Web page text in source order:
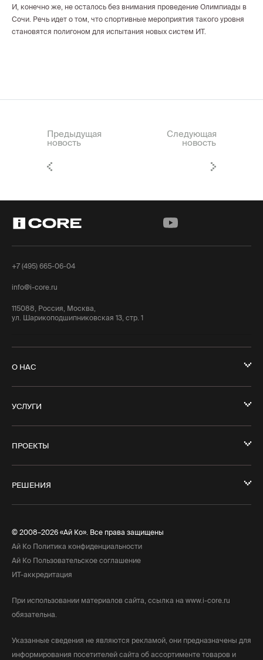
И, конечно же, не осталось без внимания проведение Олимпиады в
Сочи. Речь идет о том, что cпортивные мероприятия такого уровня
становятся полигоном для испытания новых систем ИТ.
Предыдущая
новость
Следующая
новость
+7 (495) 665-06-04
info@i-core.ru
115088, Россия, Москва,
ул. Шарикоподшипниковская 13, стр. 1
О НАС
УСЛУГИ
ПРОЕКТЫ
РЕШЕНИЯ
© 2008–2026 «Ай Ко». Все права защищены
Ай Ко Политика конфиденциальности
Ай Ко Пользовательское соглашение
ИТ-аккредитация
При использовании материалов сайта, ссылка на www.i-core.ru
обязательна.
Указанные сведения не являются рекламой, они предназначены для
информирования посетителей сайта об ассортименте товаров и